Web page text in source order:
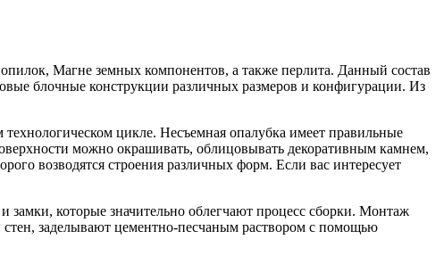
Магне земных компонентов, а также перлита. Данный состав
блочные конструкции различных размеров и конфигурации. Из
цикле. Несъемная опалубка имеет правильные
можно окрашивать, облицовывать декоративным камнем,
возводятся строения различных форм. Если вас интересует
которые значительно облегчают процесс сборки. Монтаж
заделывают цементно-песчаным раствором с помощью